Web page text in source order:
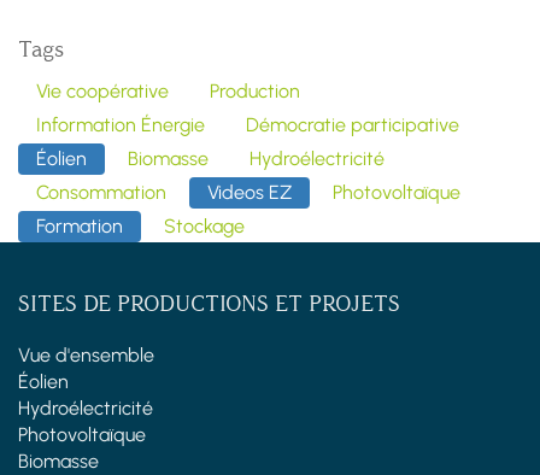
Tags
Vie coopérative
Production
Information Énergie
Démocratie participative
Éolien
Biomasse
Hydroélectricité
Consommation
Videos EZ
Photovoltaïque
Formation
Stockage
SITES DE PRODUCTIONS ET PROJETS
Vue d'ensemble
Éolien
Hydroélectricité
Photovoltaïque
Biomasse